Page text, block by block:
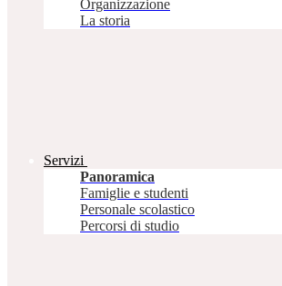
Organizzazione
La storia
Servizi
Panoramica
Famiglie e studenti
Personale scolastico
Percorsi di studio